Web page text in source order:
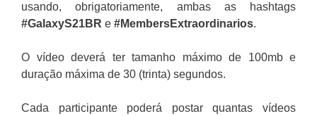
usando, obrigatoriamente, ambas as hashtags
#GalaxyS21BR e #MembersExtraordinarios.
O vídeo deverá ter tamanho máximo de 100mb e
duração máxima de 30 (trinta) segundos.
Cada participante poderá postar quantas vídeos